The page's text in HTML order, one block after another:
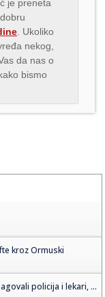
je preneta
. Ukoliko
nekog,
da nas o
bismo
kroz Ormuski
policija i lekari, ...